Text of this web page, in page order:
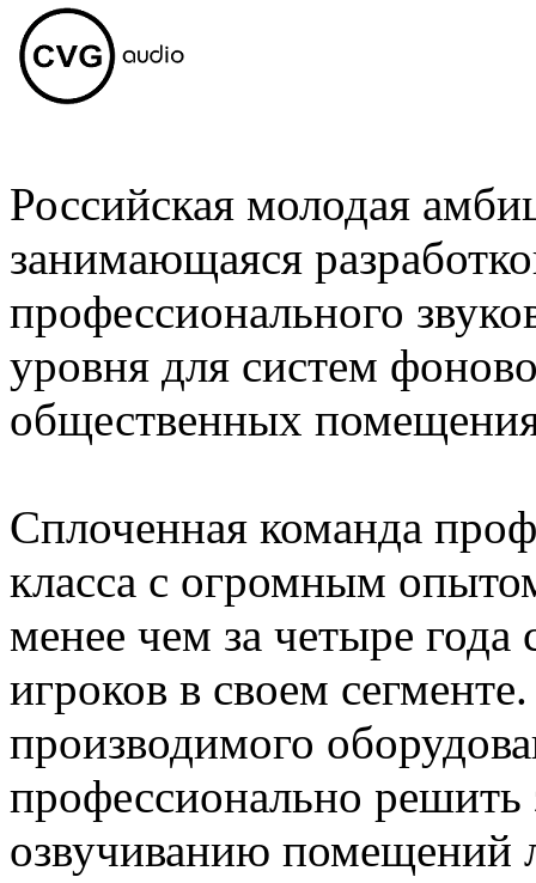
Российская молодая
занимающаяся
профессионального
уровня для систем
общественных
Сплоченная команда
класса с огромным
менее чем за четыре
игроков в своем
производимого
профессионально
озвучиванию помещений